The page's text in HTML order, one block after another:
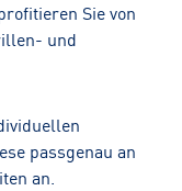
Sie von
und
passgenau an
an.